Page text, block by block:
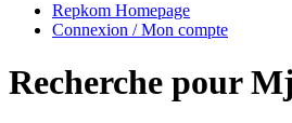
Repkom Homepage
Connexion / Mon compte
Recherche pour